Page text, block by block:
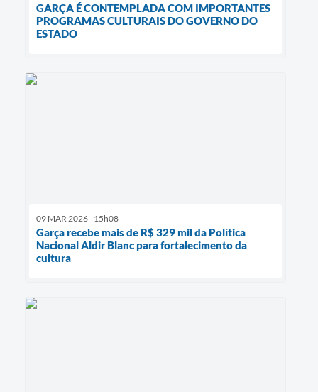
GARÇA É CONTEMPLADA COM IMPORTANTES
PROGRAMAS CULTURAIS DO GOVERNO DO
ESTADO
09 MAR 2026 - 15h08
Garça recebe mais de R$ 329 mil da Política
Nacional Aldir Blanc para fortalecimento da
cultura